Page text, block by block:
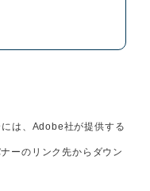
は、Adobe社が提供する
ーのリンク先からダウン